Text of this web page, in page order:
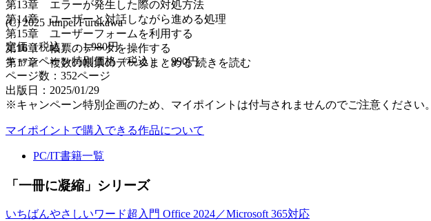
第13章 エラーが発生した際の対処方法
第14章 ユーザーと対話しながら進める処理
第15章 ユーザーフォームを利用する
第16章 帳票のデータを操作する
第17章 複数の帳票のデータまとめる続きを読む
(C) 2025 Junpei Furukawa
定価（税込）：1,980円
キャンペーン特別価格（税込）：990円
ページ数： 352ページ
出版日：2025/01/29
※キャンペーン特別企画のため、マイポイントは付与されませんのでご注意ください。
マイポイントで購入できる作品について
PC/IT書籍一覧
「一冊に凝縮」シリーズ
いちばんやさしいワード超入門 Office 2024／Microsoft 365対応